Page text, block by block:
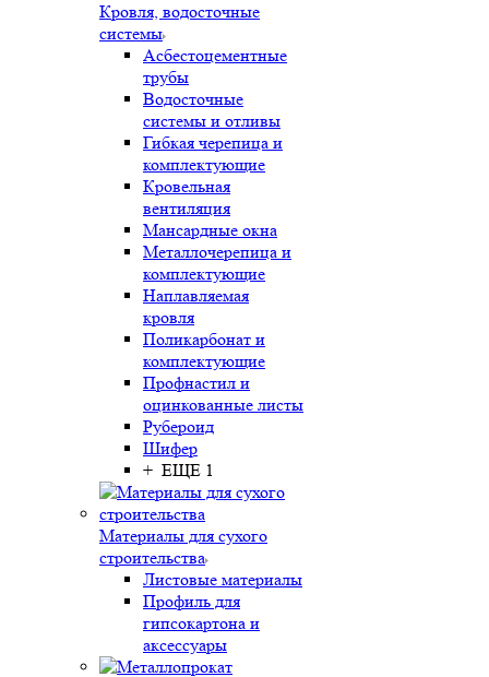
Кровля, водосточные
системы
Асбестоцементные
трубы
Водосточные
системы и отливы
Гибкая черепица и
комплектующие
Кровельная
вентиляция
Мансардные окна
Металлочерепица и
комплектующие
Наплавляемая
кровля
Поликарбонат и
комплектующие
Профнастил и
оцинкованные листы
Рубероид
Шифер
+ ЕЩЕ 1
Материалы для сухого
строительства
Листовые материалы
Профиль для
гипсокартона и
аксессуары